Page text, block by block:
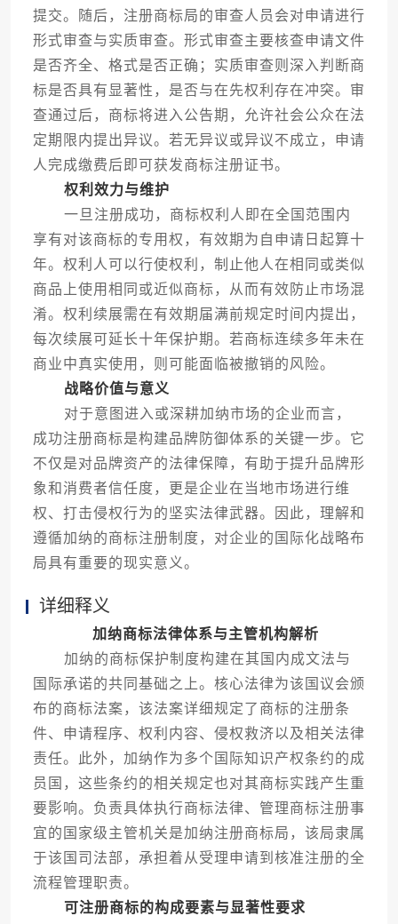
提交。随后，注册商标局的审查人员会对申请进行
形式审查与实质审查。形式审查主要核查申请文件
是否齐全、格式是否正确；实质审查则深入判断商
标是否具有显著性，是否与在先权利存在冲突。审
查通过后，商标将进入公告期，允许社会公众在法
定期限内提出异议。若无异议或异议不成立，申请
人完成缴费后即可获发商标注册证书。
权利效力与维护
一旦注册成功，商标权利人即在全国范围内
享有对该商标的专用权，有效期为自申请日起算十
年。权利人可以行使权利，制止他人在相同或类似
商品上使用相同或近似商标，从而有效防止市场混
淆。权利续展需在有效期届满前规定时间内提出，
每次续展可延长十年保护期。若商标连续多年未在
商业中真实使用，则可能面临被撤销的风险。
战略价值与意义
对于意图进入或深耕加纳市场的企业而言，
成功注册商标是构建品牌防御体系的关键一步。它
不仅是对品牌资产的法律保障，有助于提升品牌形
象和消费者信任度，更是企业在当地市场进行维
权、打击侵权行为的坚实法律武器。因此，理解和
遵循加纳的商标注册制度，对企业的国际化战略布
局具有重要的现实意义。
详细释义
加纳商标法律体系与主管机构解析
加纳的商标保护制度构建在其国内成文法与
国际承诺的共同基础之上。核心法律为该国议会颁
布的商标法案，该法案详细规定了商标的注册条
件、申请程序、权利内容、侵权救济以及相关法律
责任。此外，加纳作为多个国际知识产权条约的成
员国，这些条约的相关规定也对其商标实践产生重
要影响。负责具体执行商标法律、管理商标注册事
宜的国家级主管机关是加纳注册商标局，该局隶属
于该国司法部，承担着从受理申请到核准注册的全
流程管理职责。
可注册商标的构成要素与显著性要求